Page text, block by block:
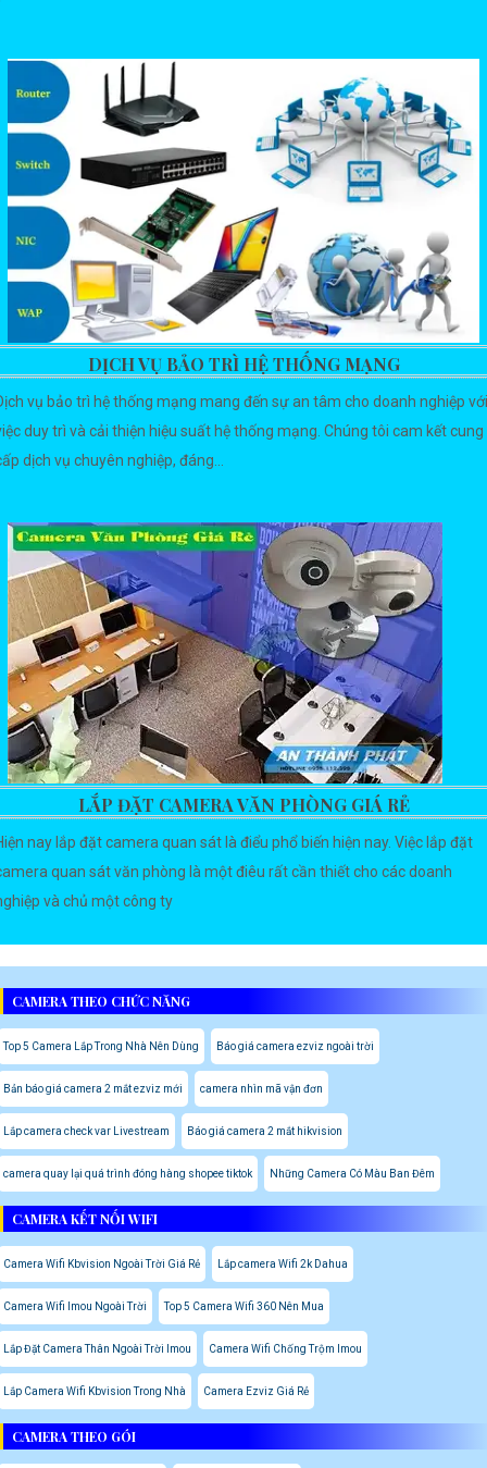
DỊCH VỤ BẢO TRÌ HỆ THỐNG MẠNG
vụ bảo trì hệ thống mạng mang đến sự an tâm cho doanh nghiệp với
duy trì và cải thiện hiệu suất hệ thống mạng. Chúng tôi cam kết cung
dịch vụ chuyên nghiệp, đáng...
LẮP ĐẶT CAMERA VĂN PHÒNG GIÁ RẺ
nay lắp đặt camera quan sát là điểu phổ biến hiện nay. Việc lắp đặt
quan sát văn phòng là một điêu rất cần thiết cho các doanh
và chủ một công ty
CAMERA THEO CHỨC NĂNG
Top 5 Camera Lắp Trong Nhà Nên Dùng Báo giá camera ezviz ngoài trời
Bản báo giá camera 2 mắt ezviz mới camera nhìn mã vận đơn
Lắp camera check var Livestream Báo giá camera 2 mắt hikvision
camera quay lại quá trình đóng hàng shopee tiktok Những Camera Có Màu Ban Đêm
CAMERA KẾT NỐI WIFI
Camera Wifi Kbvision Ngoài Trời Giá Rẻ Lắp camera Wifi 2k Dahua
Camera Wifi Imou Ngoài Trời Top 5 Camera Wifi 360 Nên Mua
Lắp Đặt Camera Thân Ngoài Trời Imou Camera Wifi Chống Trộm Imou
Lắp Camera Wifi Kbvision Trong Nhà Camera Ezviz Giá Rẻ
CAMERA THEO GÓI